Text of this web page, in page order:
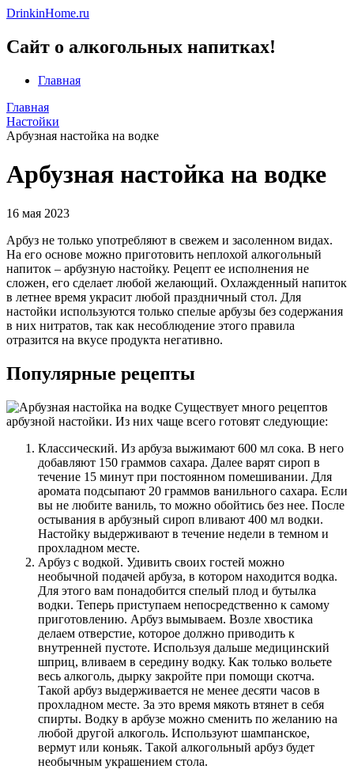
DrinkinHome.ru
Сайт о алкогольных напитках!
Главная
Главная
Настойки
Арбузная настойка на водке
Арбузная настойка на водке
16 мая 2023
Арбуз не только употребляют в свежем и засоленном видах.
На его основе можно приготовить неплохой алкогольный
напиток – арбузную настойку. Рецепт ее исполнения не
сложен, его сделает любой желающий. Охлажденный напиток
в летнее время украсит любой праздничный стол. Для
настойки используются только спелые арбузы без содержания
в них нитратов, так как несоблюдение этого правила
отразится на вкусе продукта негативно.
Популярные рецепты
Существует много рецептов
арбузной настойки. Из них чаще всего готовят следующие:
Классический. Из арбуза выжимают 600 мл сока. В него
добавляют 150 граммов сахара. Далее варят сироп в
течение 15 минут при постоянном помешивании. Для
аромата подсыпают 20 граммов ванильного сахара. Если
вы не любите ваниль, то можно обойтись без нее. После
остывания в арбузный сироп вливают 400 мл водки.
Настойку выдерживают в течение недели в темном и
прохладном месте.
Арбуз с водкой. Удивить своих гостей можно
необычной подачей арбуза, в котором находится водка.
Для этого вам понадобится спелый плод и бутылка
водки. Теперь приступаем непосредственно к самому
приготовлению. Арбуз вымываем. Возле хвостика
делаем отверстие, которое должно приводить к
внутренней пустоте. Используя дальше медицинский
шприц, вливаем в середину водку. Как только вольете
весь алкоголь, дырку закройте при помощи скотча.
Такой арбуз выдерживается не менее десяти часов в
прохладном месте. За это время мякоть втянет в себя
спирты. Водку в арбузе можно сменить по желанию на
любой другой алкоголь. Используют шампанское,
вермут или коньяк. Такой алкогольный арбуз будет
необычным украшением стола.